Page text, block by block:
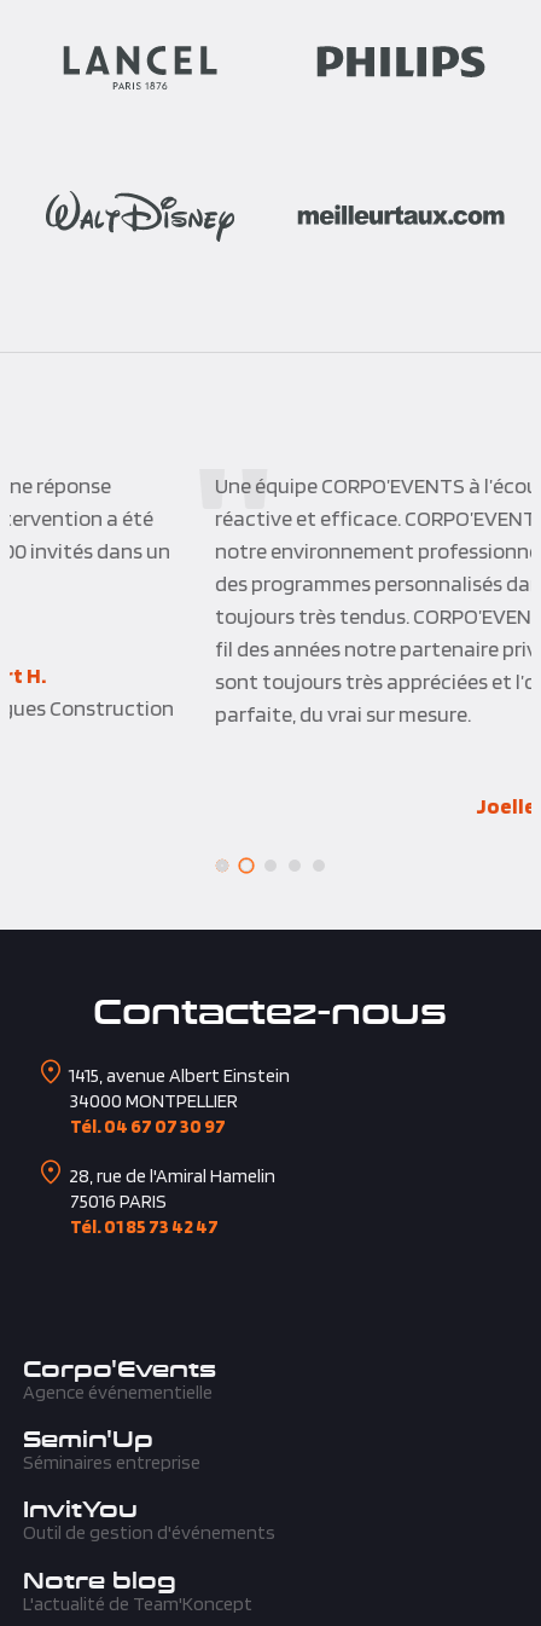
Une équipe CORPO’EVENTS à l’écoute de ses clients,
réactive et efficace. CORPO’EVENTS a su s’adapter à
notre environnement professionnel et nous proposer
des programmes personnalisés dans des délais
toujours très tendus. CORPO’EVENTS est devenu au
fil des années notre partenaire privilégié, les activités
sont toujours très appréciées et l’organisation
parfaite, du vrai sur mesure.
Contactez-nous
1415, avenue Albert Einstein
34000
MONTPELLIER
Tél. 04 67 07 30 97
28, rue de l'Amiral Hamelin
Corpo'Events
Agence événementielle
Semin'Up
Séminaires entreprise
InvitYou
Outil de gestion d'événements